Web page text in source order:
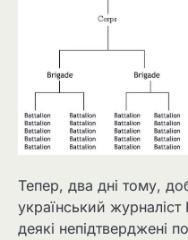
Тепер, два дні тому,
український журналіст
деякі непідтверджені